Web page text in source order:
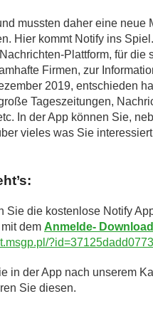
mussten daher eine neue
Hier kommt Notify ins
Plattform, für die
Firmen, zur
2019, entschieden
Tageszeitungen,
In der App können Sie,
vieles was Sie
Sie die kostenlose Notify
dem Anmelde-
in der App nach unserem
Sie diesen.